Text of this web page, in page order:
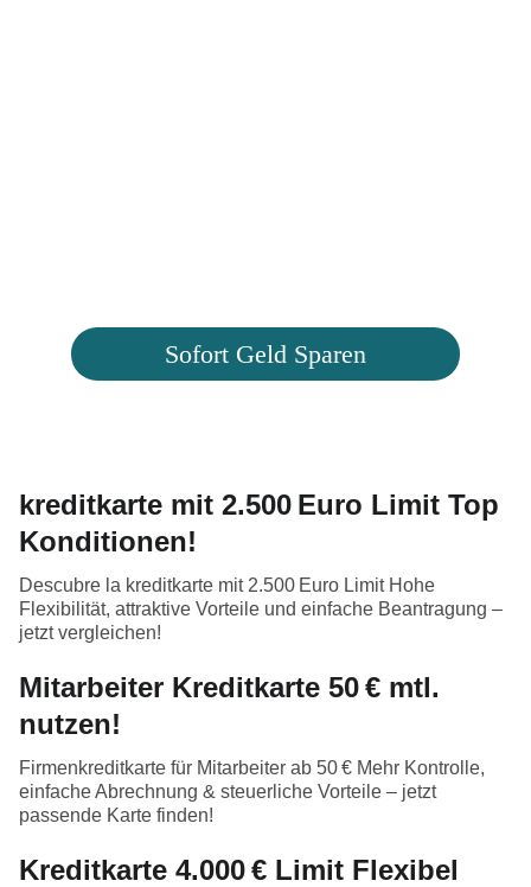
Sofort Geld Sparen
kreditkarte mit 2.500 Euro Limit Top
Konditionen!
Descubre la kreditkarte mit 2.500 Euro Limit Hohe
Flexibilität, attraktive Vorteile und einfache Beantragung –
jetzt vergleichen!
Mitarbeiter Kreditkarte 50 € mtl.
nutzen!
Firmenkreditkarte für Mitarbeiter ab 50 € Mehr Kontrolle,
einfache Abrechnung & steuerliche Vorteile – jetzt
passende Karte finden!
Kreditkarte 4.000 € Limit Flexibel